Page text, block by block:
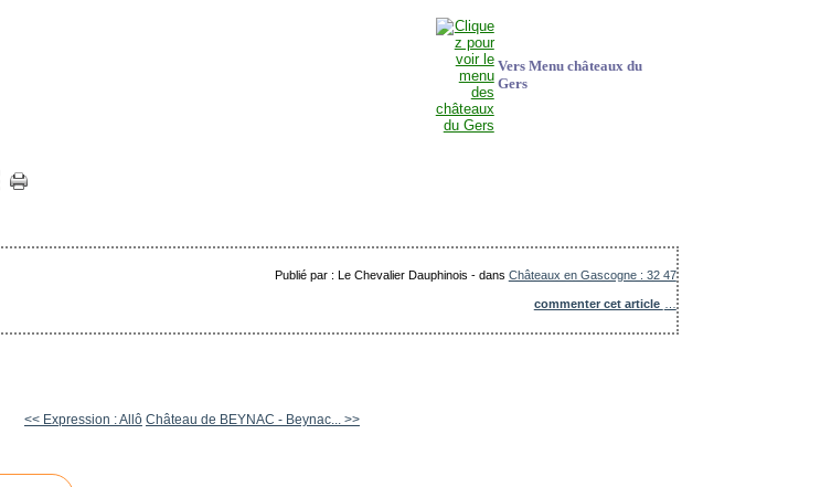
Vers Menu châteaux du
Gers
Publié par : Le Chevalier Dauphinois -dans Châteaux en Gascogne : 32 47
commenter cet article
<< Expression : Allô Château de BEYNAC - Beynac... >>